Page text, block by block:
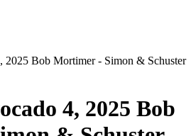
2025 Bob Mortimer - Simon & Schuster
4, 2025 Bob